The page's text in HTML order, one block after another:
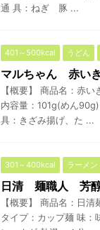
通 具：ねぎ 豚 ...
401～500kcal うどん
マルちゃん 赤い
【概要】 商品名：赤
内容量：101g(めん
具：きざみ揚げ、た ...
301～400kcal ラーメン
日清 麺職人 芳
【概要】 商品名：日
タイプ：カップ麺 味：